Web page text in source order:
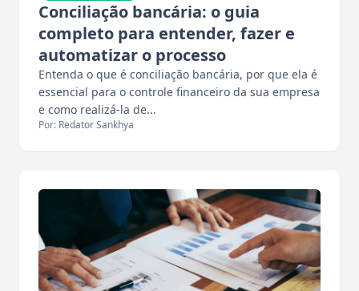
Conciliação bancária: o guia
completo para entender, fazer e
automatizar o processo
Entenda o que é conciliação bancária, por que ela é
essencial para o controle financeiro da sua empresa
e como realizá-la de...
Por: Redator Sankhya